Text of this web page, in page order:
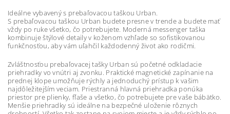
Ideálne vybavený s prebaľovacou taškou Urban.
S prebaľovacou taškou Urban budete presne v trende a budete mať
vždy po ruke všetko, čo potrebujete. Moderná messenger taška
kombinuje štýlové detaily v koženom vzhľade so sofistikovanou
funkčnosťou, aby vám uľahčil každodenný život ako rodičmi.
Zvláštnosťou prebaľovacej tašky Urban sú početné odkladacie
priehradky vo vnútri aj zvonku. Praktické magnetické zapínanie na
prednej klope umožňuje rýchly a jednoduchý prístup k vašim
najdôležitejším veciam. Priestranná hlavná priehradka ponúka
priestor pre plienky, fľaše a všetko, čo potrebujete pre vaše bábätko.
Menšie priehradky sú ideálne na bezpečné uloženie rôznych